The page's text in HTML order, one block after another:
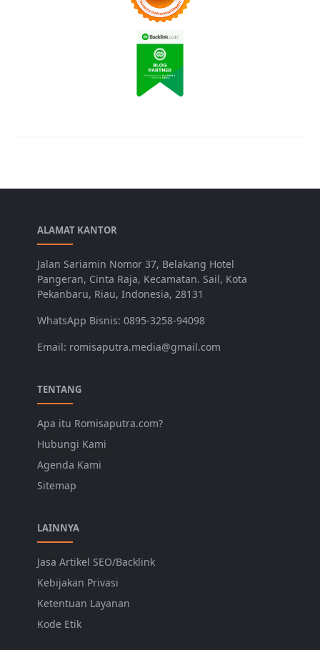
ALAMAT KANTOR
Jalan Sariamin Nomor 37, Belakang Hotel
Pangeran, Cinta Raja, Kecamatan. Sail, Kota
Pekanbaru, Riau, Indonesia, 28131
WhatsApp Bisnis: 0895-3258-94098
Email: romisaputra.media@gmail.com
TENTANG
Apa itu Romisaputra.com?
Hubungi Kami
Agenda Kami
Sitemap
LAINNYA
Jasa Artikel SEO/Backlink
Kebijakan Privasi
Ketentuan Layanan
Kode Etik